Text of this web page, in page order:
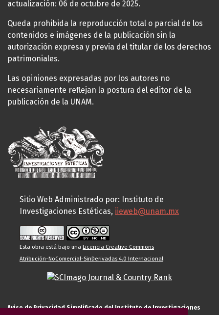
actualización: 06 de octubre de 2025.
Queda prohibida la reproducción total o parcial de los
contenidos e imágenes de la publicación sin la
autorización expresa y previa del titular de los derechos
patrimoniales.
Las opiniones expresadas por los autores no
necesariamente reflejan la postura del editor de la
publicación de la UNAM.
Sitio Web Administrado por: Instituto de
Investigaciones Estéticas, iieweb@unam.mx
Esta obra está bajo una Licencia Creative Commons
Atribución-NoComercial-SinDerivadas 4.0 Internacional.
Aviso de Privacidad Simplificado del Instituto de Investigaciones